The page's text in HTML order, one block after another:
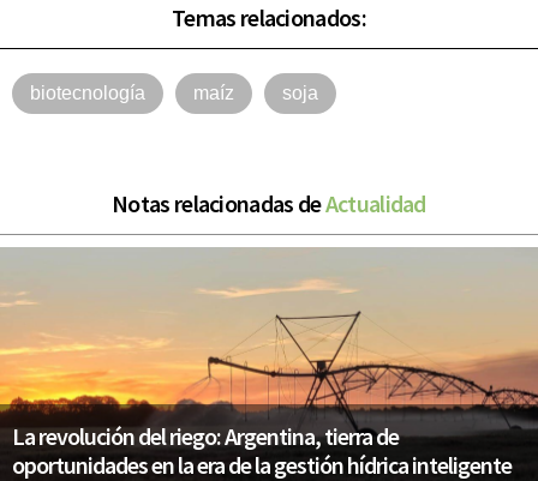
Temas relacionados:
biotecnología maíz soja
Notas relacionadas deActualidad
La revolución del riego: Argentina, tierra de
oportunidades en la era de la gestión hídrica inteligente